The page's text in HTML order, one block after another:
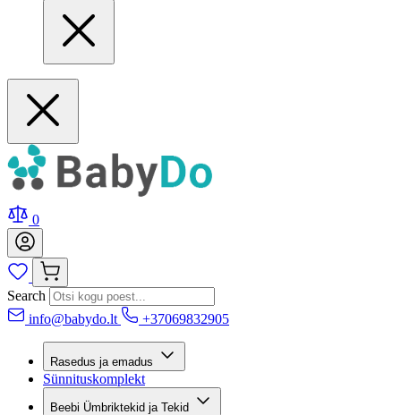
0
Search
info@babydo.lt
+37069832905
Rasedus ja emadus
Sünnituskomplekt
Beebi Ümbriktekid ja Tekid